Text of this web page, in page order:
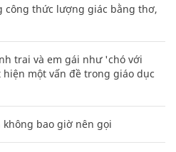
công thức lượng giác bằng thơ,
trai và em gái như 'chó với
một vấn đề trong giáo dục
không bao giờ nên gọi